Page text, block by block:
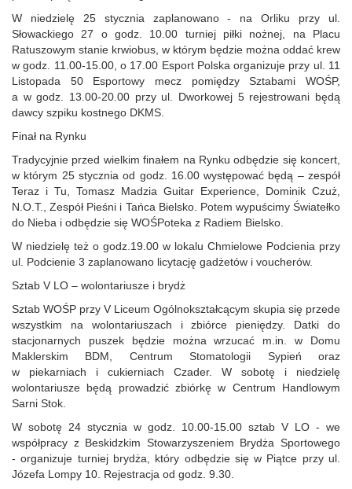
W niedzielę 25 stycznia zaplanowano - na Orliku przy ul.
Słowackiego 27 o godz. 10.00 turniej piłki nożnej, na Placu
Ratuszowym stanie krwiobus, w którym będzie można oddać krew
w godz. 11.00‑15.00, o 17.00 Esport Polska organizuje przy ul. 11
Listopada 50 Esportowy mecz pomiędzy Sztabami WOŚP,
a w godz. 13.00‑20.00 przy ul. Dworkowej 5 rejestrowani będą
dawcy szpiku kostnego DKMS.
Finał na Rynku
Tradycyjnie przed wielkim finałem na Rynku odbędzie się koncert,
w którym 25 stycznia od godz. 16.00 występować będą – zespół
Teraz i Tu, Tomasz Madzia Guitar Experience, Dominik Czuż,
N.O.T., Zespół Pieśni i Tańca Bielsko. Potem wypuścimy Światełko
do Nieba i odbędzie się WOŚPoteka z Radiem Bielsko.
W niedzielę też o godz.19.00 w lokalu Chmielowe Podcienia przy
ul. Podcienie 3 zaplanowano licytację gadżetów i voucherów.
Sztab V LO – wolontariusze i brydż
Sztab WOŚP przy V Liceum Ogólnokształcącym skupia się przede
wszystkim na wolontariuszach i zbiórce pieniędzy. Datki do
stacjonarnych puszek będzie można wrzucać m.in. w Domu
Maklerskim BDM, Centrum Stomatologii Sypień oraz
w piekarniach i cukierniach Czader. W sobotę i niedzielę
wolontariusze będą prowadzić zbiórkę w Centrum Handlowym
Sarni Stok.
W sobotę 24 stycznia w godz. 10.00‑15.00 sztab V LO - we
współpracy z Beskidzkim Stowarzyszeniem Brydża Sportowego
- organizuje turniej brydża, który odbędzie się w Piątce przy ul.
Józefa Lompy 10. Rejestracja od godz. 9.30.